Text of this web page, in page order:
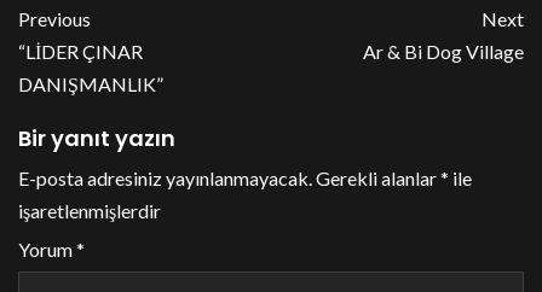
Previous
“LİDER ÇINAR
DANIŞMANLIK”
Next
Ar & Bi Dog Village
Bir yanıt yazın
E-posta adresiniz yayınlanmayacak.Gerekli alanlar* ile
işaretlenmişlerdir
Yorum*